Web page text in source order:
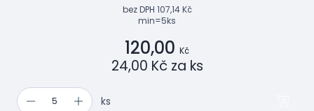
bez DPH 107,14 Kč
min=5ks
120,00 Kč
24,00 Kč za ks
ks